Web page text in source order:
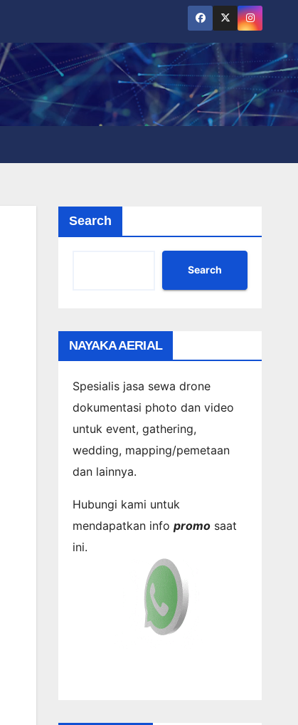
Search
Search
NAYAKA AERIAL
Spesialis jasa sewa drone
dokumentasi photo dan video
untuk event, gathering,
wedding, mapping/pemetaan
dan lainnya.
Hubungi kami untuk
mendapatkan info promosaat
ini.